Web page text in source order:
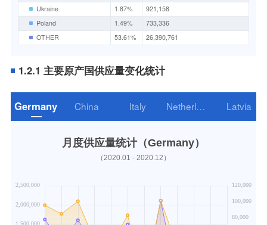
Ukraine
1.87%
921,158
Poland
1.49%
733,336
OTHER
53.61% 26,390,761
1.2.1 主要原产国供应量变化统计
Germany China Italy Netherlands Latvia